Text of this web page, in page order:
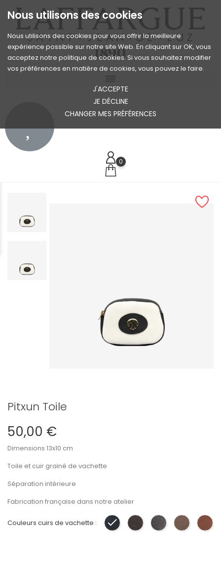
Nous utilisons des cookies
Nous utilisons des cookies pour vous offrir la meilleure
expérience possible sur notre site Web. En cliquant sur OK, vous
acceptez notre politique de cookies. Si vous souhaitez modifier
vos préférences en matière de cookies, vous pouvez le faire.
J'ACCEPTE
JE DÉCLINE
CHANGER MES PRÉFÉRENCES
0
Pitxun Toile
50,00 €
Dimensions 13x10 cm
Toile et cuir grainé de vachette
Séparation intérieure
Fabrication française dans notre atelier
Couleurs cuirs de vachette : Noir MarronGris Taupe